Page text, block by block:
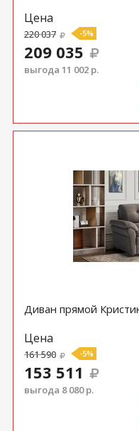
Цена
220 037 -5%
209 035
выгода 11 002 р.
Диван прямой
Цена
161 590 -5%
153 511
выгода 8 080 р.